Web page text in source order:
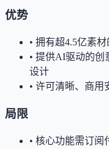
优势
• 拥有超4.5亿素
• 提供AI驱动的创
设计
• 许可清晰、商用
局限
• 核心功能需订阅